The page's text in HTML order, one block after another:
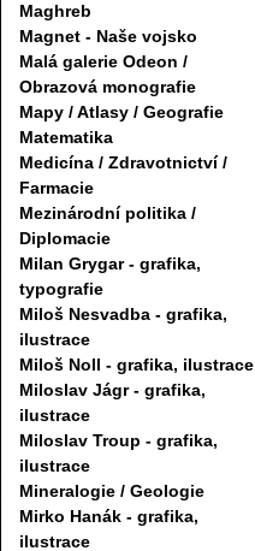
Maghreb
Magnet - Naše vojsko
Malá galerie Odeon /
Obrazová monografie
Mapy / Atlasy / Geografie
Matematika
Medicína / Zdravotnictví /
Farmacie
Mezinárodní politika /
Diplomacie
Milan Grygar - grafika,
typografie
Miloš Nesvadba - grafika,
ilustrace
Miloš Noll - grafika, ilustrace
Miloslav Jágr - grafika,
ilustrace
Miloslav Troup - grafika,
ilustrace
Mineralogie / Geologie
Mirko Hanák - grafika,
ilustrace